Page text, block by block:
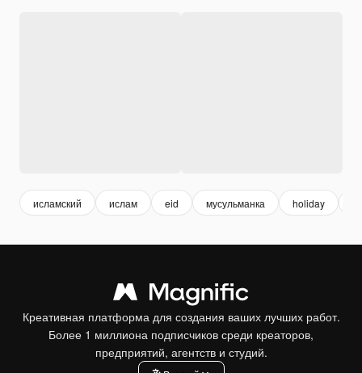
исламский ислам eid мусульманка holiday
Креативная платформа для создания ваших лучших работ.
Более 1 миллиона подписчиков среди креаторов,
предприятий, агентств и студий.